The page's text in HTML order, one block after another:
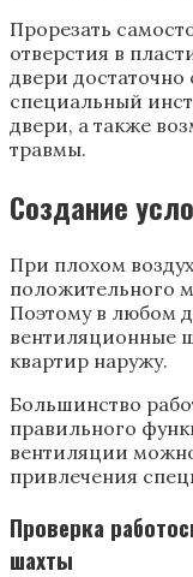
Прорезать
отверстия в
двери
специальный
двери, а также
травмы.
Создание
При плохом
положительного
Поэтому в любом
вентиляционные
квартир наружу.
Большинство
правильного
вентиляции
привлечения
Проверка
шахты